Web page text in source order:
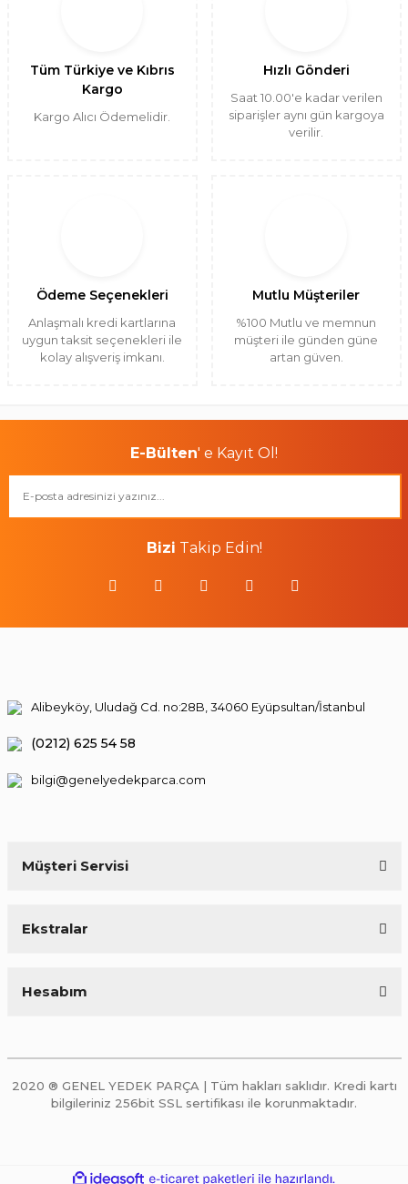
Tüm Türkiye ve Kıbrıs
Kargo
Kargo Alıcı Ödemelidir.
Hızlı Gönderi
Saat 10.00'e kadar verilen
siparişler aynı gün kargoya
verilir.
Ödeme Seçenekleri
Anlaşmalı kredi kartlarına
uygun taksit seçenekleri ile
kolay alışveriş imkanı.
Mutlu Müşteriler
%100 Mutlu ve memnun
müşteri ile günden güne
artan güven.
E-Bülten' e Kayıt Ol!
Bizi Takip Edin!
Müşteri Servisi
Ekstralar
Hesabım
2020 ® GENEL YEDEK PARÇA | Tüm hakları saklıdır. Kredi kartı
bilgileriniz 256bit SSL sertifikası ile korunmaktadır.
Alibeyköy, Uludağ Cd. no:28B, 34060 Eyüpsultan/İstanbul
(0212) 625 54 58
bilgi@genelyedekparca.com
ideasoft e-